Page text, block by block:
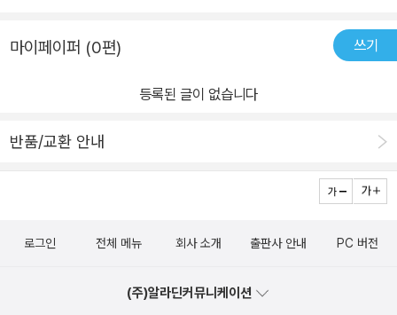
민 선생님이 버스를 타시는데.. 자꾸 내옆에 앉는다며... 속으로 '앉지
을까봐 무서웠다고 해서 한바탕 웃었다.우리가 주변에서 당연스레 인
보는 시각을 좀 더 다르게 보게끔 안내해준다. 즉, 평등감수성 키우는
마이페이퍼 (0편) 쓰기
등록된 글이 없습니다
반품/교환 안내
로그인 전체 메뉴 회사 소개 출판사 안내 PC 버전
(주)알라딘커뮤니케이션